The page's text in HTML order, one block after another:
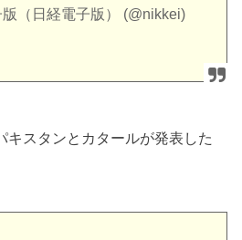
（日経電子版） (@nikkei)
キスタンとカタールが発表した